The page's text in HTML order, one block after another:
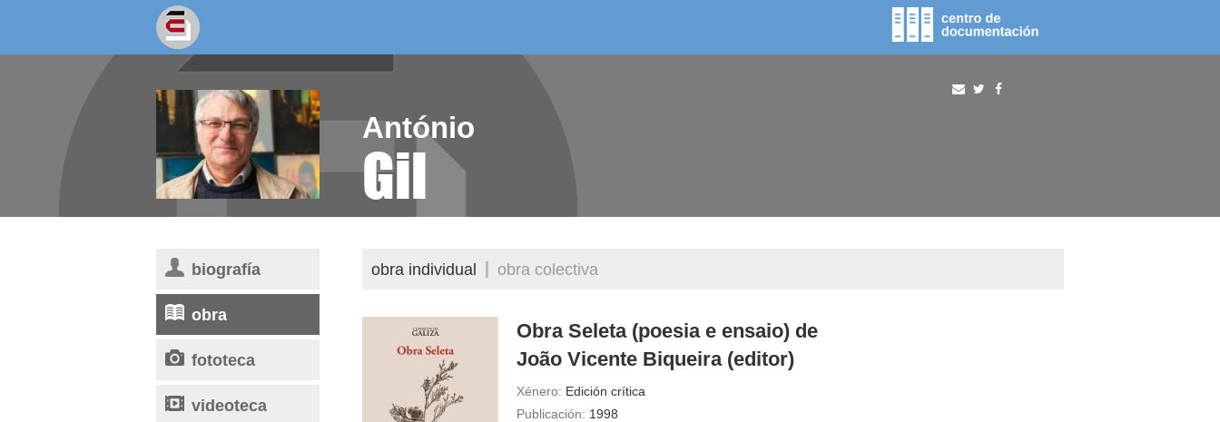
socios/as fototeca procura
António
Gil
biografía
obra
fototeca
videoteca
obra individual obra colectiva
Obra Seleta (poesia e ensaio) de
João Vicente Biqueira (editor)
Xénero: Edición crítica
Publicación: 1998